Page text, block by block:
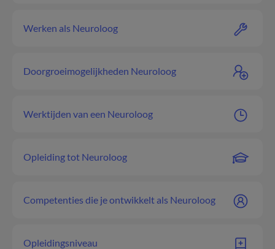
Werken als Neuroloog
Doorgroeimogelijkheden Neuroloog
Werktijden van een Neuroloog
Opleiding tot Neuroloog
Competenties die je ontwikkelt als Neuroloog
Opleidingsniveau